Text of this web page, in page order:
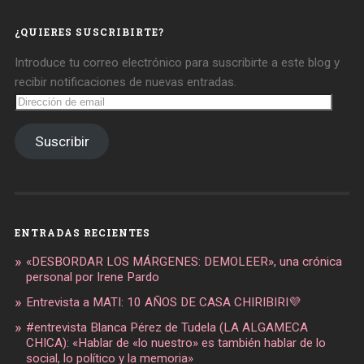
¿QUIERES SUSCRIBIRTE?
Introduce tu correo electrónico para suscribirte a este blog y
recibir notificaciones de nuevas entradas.
Dirección
de
Suscribir
ENTRADAS RECIENTES
«DESBORDAR LOS MÁRGENES: DEMOLEER», una crónica
personal por Irene Pardo
Entrevista a MATI: 10 AÑOS DE CASA CHIRIBIRI💜
#entrevista Blanca Pérez de Tudela (LA ALGAMECA
CHICA): «Hablar de «lo nuestro» es también hablar de lo
social, lo político y la memoria»